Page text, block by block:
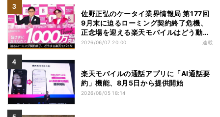
佐野正弘のケータイ業界情報局 第177回
9月末に迫るローミング契約終了危機、
正念場を迎える楽天モバイルはどう動
く？
2026/06/07 20:00 連載
楽天モバイルの通話アプリに「AI通話要
約」機能、8月5日から提供開始
2026/08/05 18:14